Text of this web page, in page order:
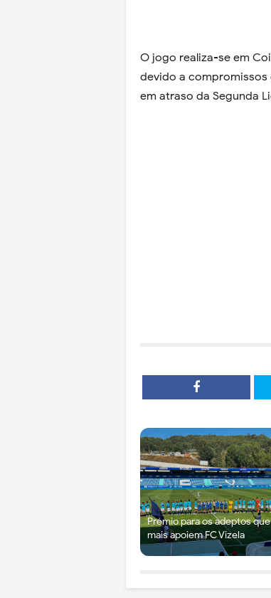
O jogo realiza-se em
devido a compromissos
em atraso da Segunda
Prémio para os adeptos que
mais apoiem FC Vizela